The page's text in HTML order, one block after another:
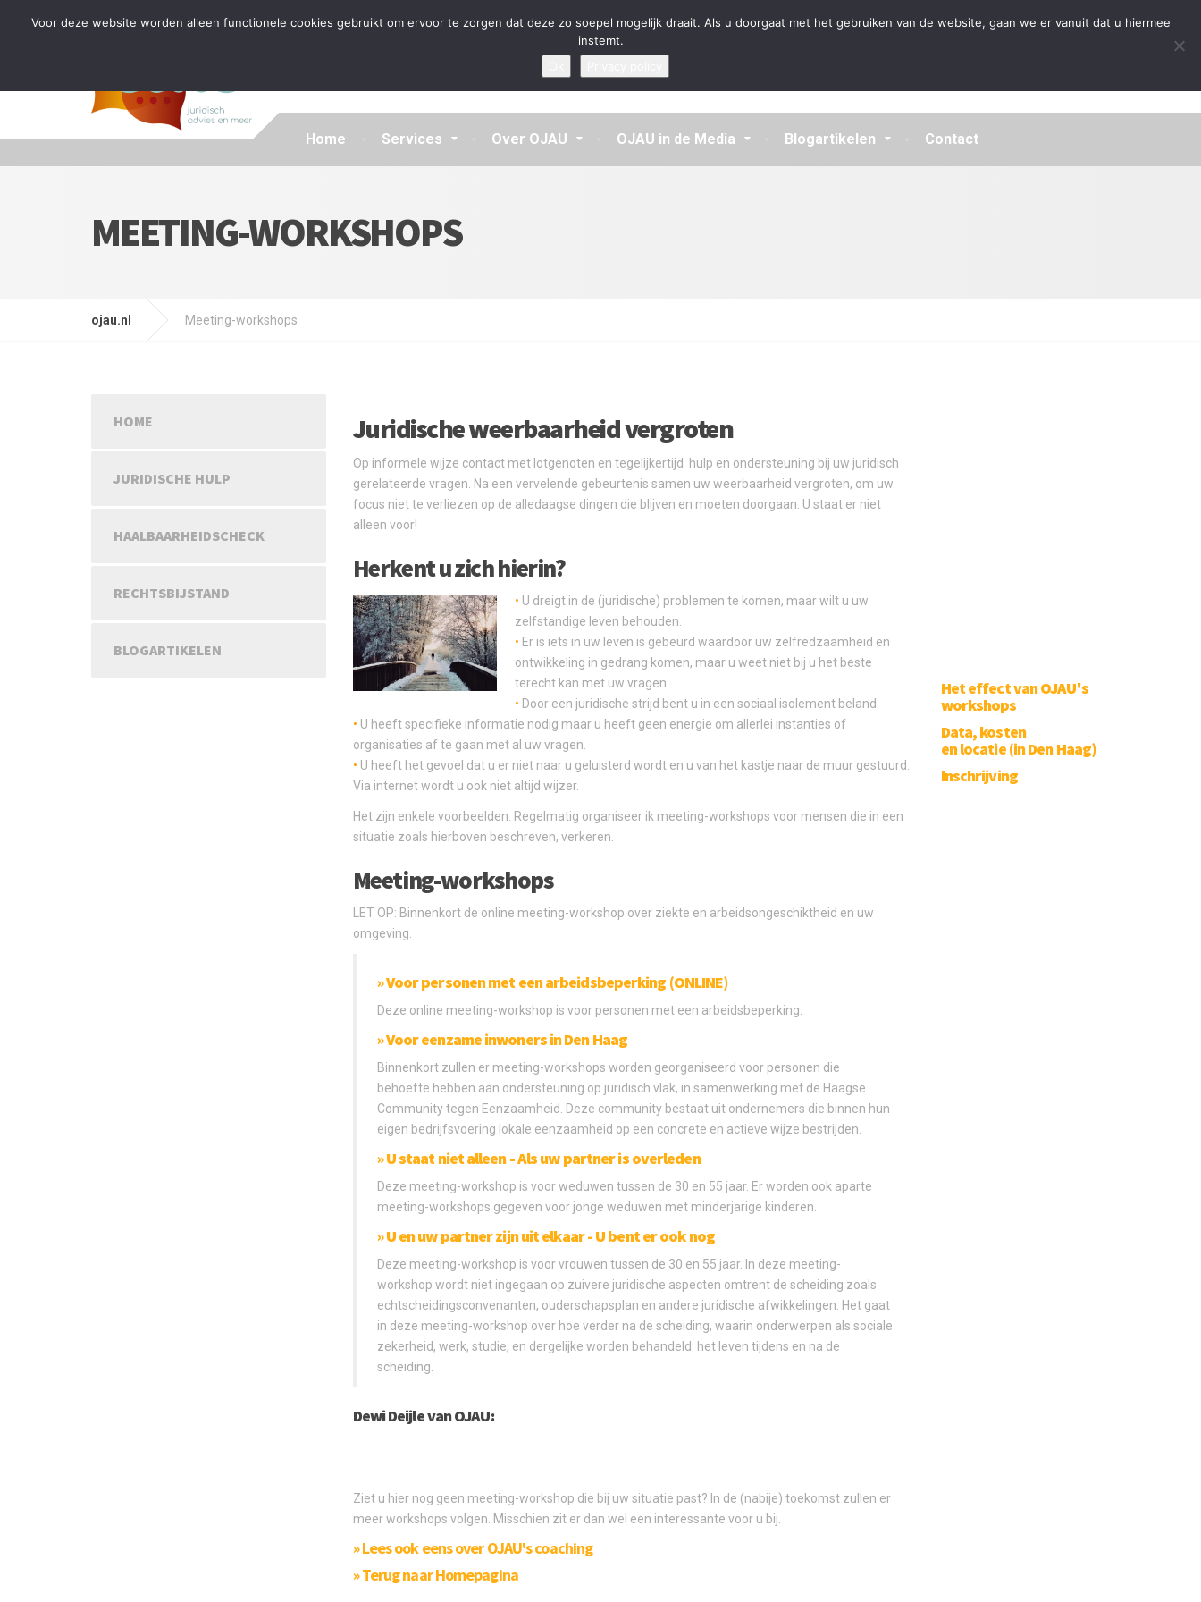
Tijdelijke stop: wegens drukte kan ik beperkt nieuwe zaken aannemen en vragen beantwoorden Algemene Voorwaarden Disclaimer Privacybeleid
Home Services Over OJAU OJAU in de Media Blogartikelen Contact
MEETING-WORKSHOPS
ojau.nl Meeting-workshops
Juridische weerbaarheid vergroten
Op informele wijze contact met lotgenoten en tegelijkertijd hulp en ondersteuning bij uw juridisch
gerelateerde vragen. Na een vervelende gebeurtenis samen uw weerbaarheid vergroten, om uw
focus niet te verliezen op de alledaagse dingen die blijven en moeten doorgaan. U staat er niet
alleen voor!
Herkent u zich hierin?
• U dreigt in de (juridische) problemen te komen, maar wilt u uw
zelfstandige leven behouden.
• Er is iets in uw leven is gebeurd waardoor uw zelfredzaamheid en
ontwikkeling in gedrang komen, maar u weet niet bij u het beste
terecht kan met uw vragen.
• Door een juridische strijd bent u in een sociaal isolement beland.
• U heeft specifieke informatie nodig maar u heeft geen energie om allerlei instanties of
organisaties af te gaan met al uw vragen.
• U heeft het gevoel dat u er niet naar u geluisterd wordt en u van het kastje naar de muur gestuurd.
Via internet wordt u ook niet altijd wijzer.
Het zijn enkele voorbeelden. Regelmatig organiseer ik meeting-workshops voor mensen die in een
situatie zoals hierboven beschreven, verkeren.
Meeting-workshops
LET OP: Binnenkort de online meeting-workshop over ziekte en arbeidsongeschiktheid en uw
omgeving.
» Voor personen met een arbeidsbeperking (ONLINE)
Deze online meeting-workshop is voor personen met een arbeidsbeperking.
» Voor eenzame inwoners in Den Haag
Binnenkort zullen er meeting-workshops worden georganiseerd voor personen die
behoefte hebben aan ondersteuning op juridisch vlak, in samenwerking met de Haagse
Community tegen Eenzaamheid. Deze community bestaat uit ondernemers die binnen hun
eigen bedrijfsvoering lokale eenzaamheid op een concrete en actieve wijze bestrijden.
» U staat niet alleen - Als uw partner is overleden
Deze meeting-workshop is voor weduwen tussen de 30 en 55 jaar. Er worden ook aparte
meeting-workshops gegeven voor jonge weduwen met minderjarige kinderen.
» U en uw partner zijn uit elkaar - U bent er ook nog
Deze meeting-workshop is voor vrouwen tussen de 30 en 55 jaar. In deze meeting-
workshop wordt niet ingegaan op zuivere juridische aspecten omtrent de scheiding zoals
echtscheidingsconvenanten, ouderschapsplan en andere juridische afwikkelingen. Het gaat
in deze meeting-workshop over hoe verder na de scheiding, waarin onderwerpen als sociale
zekerheid, werk, studie, en dergelijke worden behandeld: het leven tijdens en na de
scheiding.
Dewi Deijle van OJAU:
Ziet u hier nog geen meeting-workshop die bij uw situatie past? In de (nabije) toekomst zullen er
meer workshops volgen. Misschien zit er dan wel een interessante voor u bij.
» Lees ook eens over OJAU's coaching
» Terug naar Homepagina
Het effect van OJAU's
workshops
Data, kosten
en locatie (in Den Haag)
Inschrijving
HOME
JURIDISCHE HULP
HAALBAARHEIDSCHECK
RECHTSBIJSTAND
BLOGARTIKELEN
Voor deze website worden alleen functionele cookies gebruikt om ervoor te zorgen dat deze zo soepel mogelijk draait. Als u doorgaat met het gebruiken van de website, gaan we er vanuit dat u hiermee
instemt.